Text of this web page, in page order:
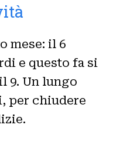
mese: il 6
e questo fa si
9. Un lungo
per chiudere